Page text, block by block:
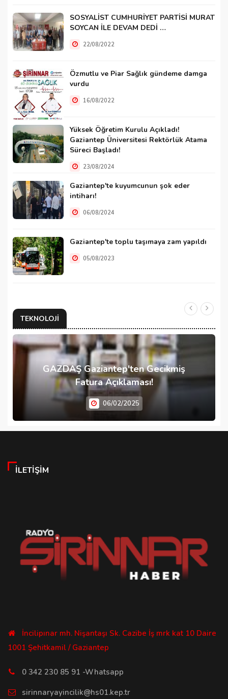
SOSYALİST CUMHURİYET PARTİSİ MURAT
SOYCAN İLE DEVAM DEDİ …
22/08/2022
Özmutlu ve Piar Sağlık gündeme damga
vurdu
16/08/2022
Yüksek Öğretim Kurulu Açıkladı!
Gaziantep Üniversitesi Rektörlük Atama
Süreci Başladı!
23/08/2024
Gaziantep'te kuyumcunun şok eder
intiharı!
06/08/2024
Gaziantep'te toplu taşımaya zam yapıldı
05/08/2023
TEKNOLOJI
GAZDAŞ Gaziantep'ten Gecikmiş
Fatura Açıklaması!
06/02/2025
İLETIŞIM
İncilipınar mh. Nişantaşı Sk. Cazibe İş mrk kat 10 Daire
1001 Şehitkamil / Gaziantep
0 342 230 85 91 -Whatsapp
sirinnaryayincilik@hs01.kep.tr